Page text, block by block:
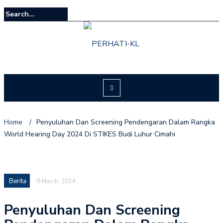
Home / Penyuluhan Dan Screening Pendengaran Dalam Rangka
World Hearing Day 2024 Di STIKES Budi Luhur Cimahi
Berita 9 March, 2024
Penyuluhan Dan Screening